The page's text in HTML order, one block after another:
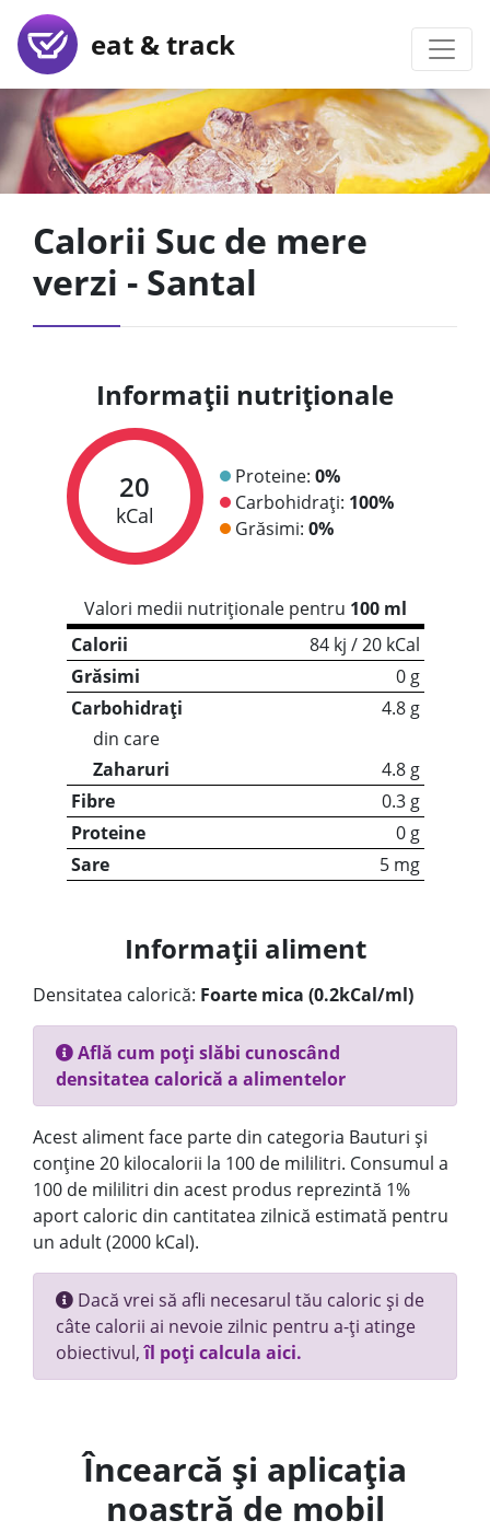
eat & track
Calorii Suc de mere
verzi - Santal
Informații nutriționale
20
kCal
Proteine: 0%
Carbohidrați: 100%
Grăsimi: 0%
Valori medii nutriționale pentru 100 ml
Calorii
84 kj / 20 kCal
Grăsimi
0 g
Carbohidrați
4.8 g
din care
Zaharuri
4.8 g
Fibre
0.3 g
Proteine
0 g
Sare
5 mg
Informații aliment
Densitatea calorică: Foarte mica (0.2kCal/ml)
Află cum poți slăbi cunoscând
densitatea calorică a alimentelor
Acest aliment face parte din categoria Bauturi și
conține 20 kilocalorii la 100 de mililitri. Consumul a
100 de mililitri din acest produs reprezintă 1%
aport caloric din cantitatea zilnică estimată pentru
un adult (2000 kCal).
Dacă vrei să afli necesarul tău caloric și de
câte calorii ai nevoie zilnic pentru a-ți atinge
obiectivul,îl poți calcula aici.
Încearcă și aplicația
noastră de mobil